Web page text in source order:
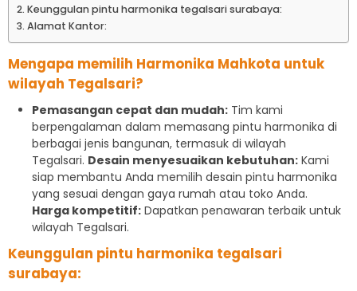
Keunggulan pintu harmonika tegalsari surabaya:
Alamat Kantor:
Mengapa memilih Harmonika Mahkota untuk
wilayah Tegalsari?
Pemasangan cepat dan mudah: Tim kami
berpengalaman dalam memasang pintu harmonika di
berbagai jenis bangunan, termasuk di wilayah
Tegalsari. Desain menyesuaikan kebutuhan: Kami
siap membantu Anda memilih desain pintu harmonika
yang sesuai dengan gaya rumah atau toko Anda.
Harga kompetitif: Dapatkan penawaran terbaik untuk
wilayah Tegalsari.
Keunggulan pintu harmonika tegalsari
surabaya: